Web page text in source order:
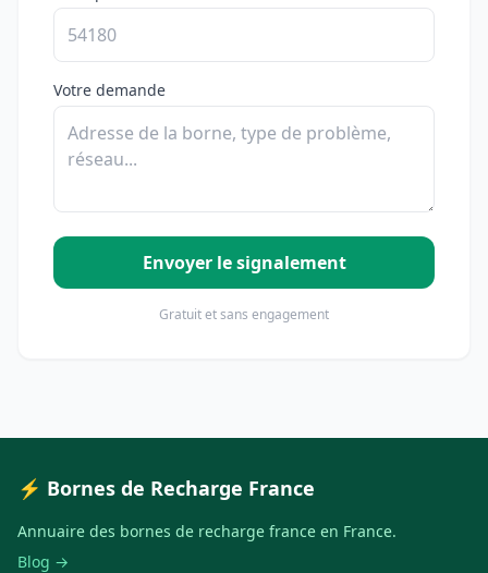
Votre demande
Envoyer le signalement
Gratuit et sans engagement
⚡ Bornes de Recharge France
Annuaire des bornes de recharge france en France.
Blog →